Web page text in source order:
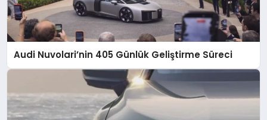
Audi Nuvolari’nin 405 Günlük Geliştirme Süreci